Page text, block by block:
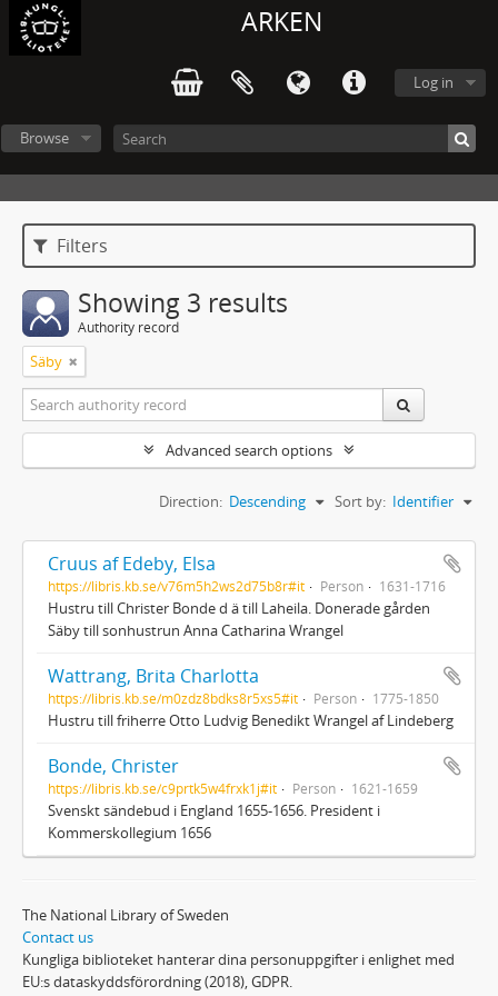
ARKEN
Log in
Browse
Filters
Showing 3 results
Authority record
Säby
Advanced search options
Sort by: Identifier
Direction: Descending
Cruus af Edeby, Elsa
https://libris.kb.se/v76m5h2ws2d75b8r#it Person 1631-1716
Hustru till Christer Bonde d ä till Laheila. Donerade gården
Säby till sonhustrun Anna Catharina Wrangel
Wattrang, Brita Charlotta
https://libris.kb.se/m0zdz8bdks8r5xs5#it Person 1775-1850
Hustru till friherre Otto Ludvig Benedikt Wrangel af Lindeberg
Bonde, Christer
https://libris.kb.se/c9prtk5w4frxk1j#it Person 1621-1659
Svenskt sändebud i England 1655-1656. President i
Kommerskollegium 1656
The National Library of Sweden
Contact us
Kungliga biblioteket hanterar dina personuppgifter i enlighet med
EU:s dataskyddsförordning (2018), GDPR.